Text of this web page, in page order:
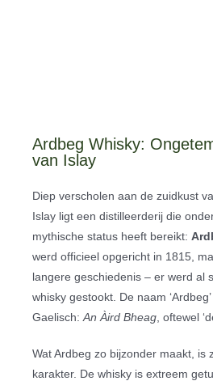
Webshop
Tentverhuur
Catering
Partykelder
Bezorgkosten
Ardbeg Whisky:
van Islay
Diep verscholen aan de zuidkust
Islay ligt een distilleerderij die
mythische status heeft bereikt:
werd officieel opgericht in 1815,
langere geschiedenis – er werd al
whisky gestookt. De naam
Gaelisch: An Àird Bheag , oftewel
Wat Ardbeg zo bijzonder maakt, is
karakter. De whisky is extreem